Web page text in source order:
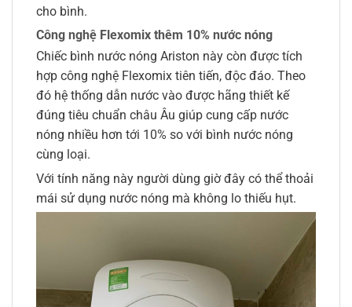
cho bình.
Công nghệ Flexomix thêm 10% nước nóng
Chiếc bình nước nóng Ariston này còn được tích
hợp công nghệ Flexomix tiên tiến, độc đáo. Theo
đó hệ thống dẫn nước vào được hãng thiết kế
đúng tiêu chuẩn châu Âu giúp cung cấp nước
nóng nhiều hơn tới 10% so với bình nước nóng
cùng loại.
Với tính năng này người dùng giờ đây có thể thoải
mái sử dụng nước nóng mà không lo thiếu hụt.